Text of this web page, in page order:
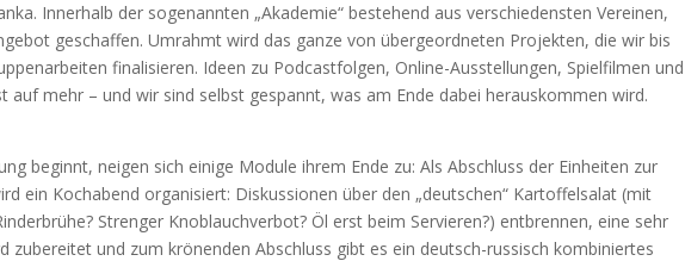
Innerhalb der sogenannten „Akademie“ bestehend aus verschiedensten Vereinen,
geschaffen. Umrahmt wird das ganze von übergeordneten Projekten, die wir bis
finalisieren. Ideen zu Podcastfolgen, Online-Ausstellungen, Spielfilmen und
auf mehr – und wir sind selbst gespannt, was am Ende dabei herauskommen wird.
beginnt, neigen sich einige Module ihrem Ende zu: Als Abschluss der Einheiten zur
ein Kochabend organisiert: Diskussionen über den „deutschen“ Kartoffelsalat (mit
Strenger Knoblauchverbot? Öl erst beim Servieren?) entbrennen, eine sehr
zubereitet und zum krönenden Abschluss gibt es ein deutsch-russisch kombiniertes